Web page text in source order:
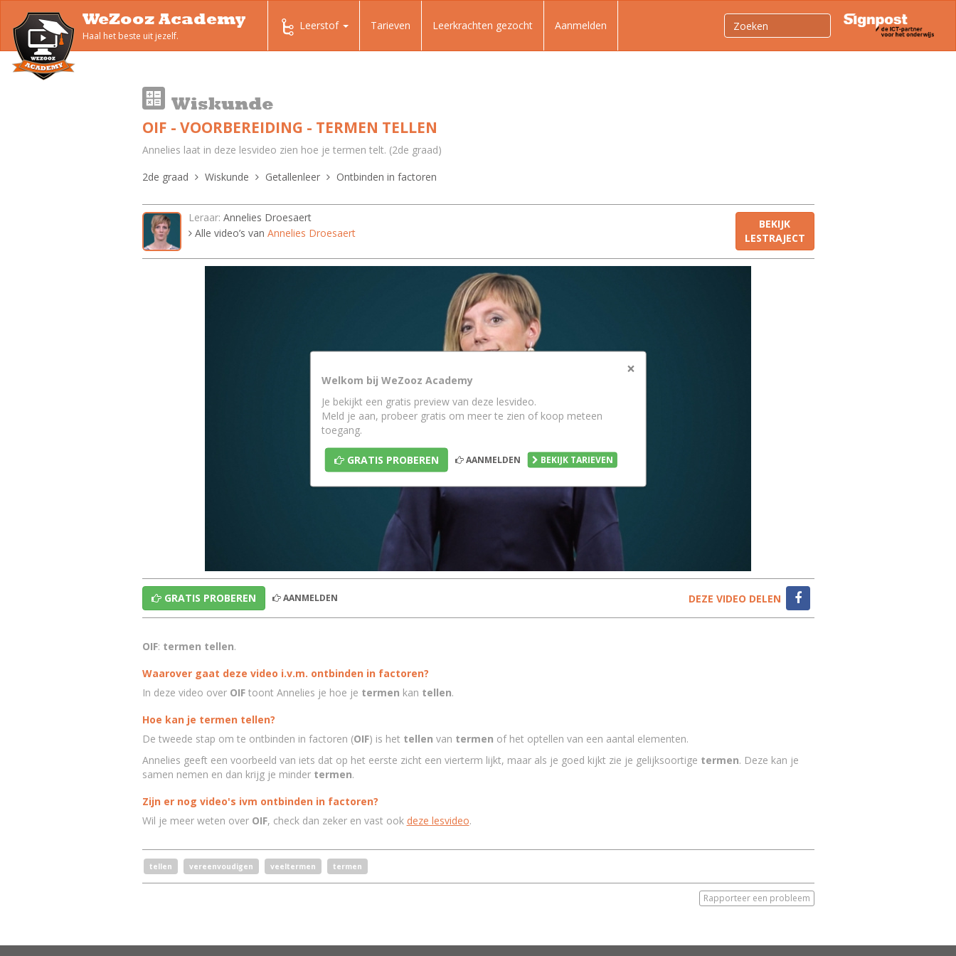
WeZooz Academy
Haal het beste uit jezelf.
Leerstof Tarieven Leerkrachten gezocht Aanmelden
Wiskunde
OIF - VOORBEREIDING - TERMEN TELLEN
Annelies laat in deze lesvideo zien hoe je termen telt. (2de graad)
2de graad
Wiskunde Getallenleer Ontbinden in factoren
Leraar: Annelies Droesaert
Alle video’s van Annelies Droesaert
BEKIJK
LESTRAJECT
×
Welkom bij WeZooz Academy
Je bekijkt een gratis preview van deze lesvideo.
Meld je aan, probeer gratis om meer te zien of koop meteen
toegang.
GRATIS PROBEREN AANMELDEN BEKIJK TARIEVEN
GRATIS PROBEREN AANMELDEN DEZE VIDEO DELEN
OIF: termen tellen.
Waarover gaat deze video i.v.m. ontbinden in factoren?
In deze video over OIFtoont Annelies je hoe je termen kan tellen.
Hoe kan je termen tellen?
De tweede stap om te ontbinden in factoren (OIF) is het tellen van termen of het optellen van een aantal elementen.
Annelies geeft een voorbeeld van iets dat op het eerste zicht een vierterm lijkt, maar als je goed kijkt zie je gelijksoortige termen. Deze kan je
samen nemen en dan krijg je minder termen.
Zijn er nog video's ivm ontbinden in factoren?
Wil je meer weten over OIF, check dan zeker en vast ook deze lesvideo.
tellen vereenvoudigen veeltermen termen
Rapporteer een probleem